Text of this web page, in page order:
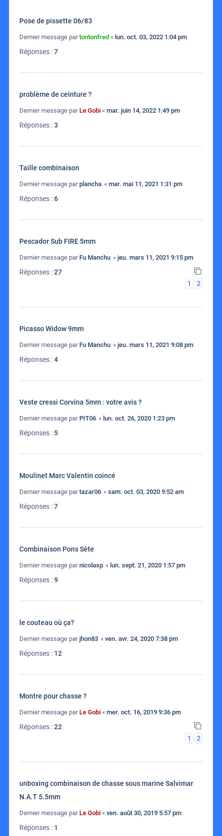
Pose de pissette 06/83
Dernier message partontonfred « lun. oct. 03, 2022 1:04 pm
Réponses :7
problème de ceinture ?
Dernier message par Le Gobi « mar. juin 14, 2022 1:49 pm
Réponses :3
Taille combinaison
Dernier message parplancha « mar. mai 11, 2021 1:31 pm
Réponses :6
Pescador Sub FIRE 5mm
Dernier message par Fu Manchu « jeu. mars 11, 2021 9:15 pm
Réponses :27
1
2
Picasso Widow 9mm
Dernier message par Fu Manchu « jeu. mars 11, 2021 9:08 pm
Réponses :4
Veste cressi Corvina 5mm : votre avis ?
Dernier message par PIT06 « lun. oct. 26, 2020 1:23 pm
Réponses :5
Moulinet Marc Valentin coincé
Dernier message partazar06 « sam. oct. 03, 2020 9:52 am
Réponses :7
Combinaison Pons Sète
Dernier message parnicolasp « lun. sept. 21, 2020 1:57 pm
Réponses :9
le couteau où ça?
Dernier message parjhon83 « ven. avr. 24, 2020 7:38 pm
Réponses : 12
Montre pour chasse ?
Dernier message par Le Gobi « mer. oct. 16, 2019 9:36 pm
Réponses :22
1
2
unboxing combinaison de chasse sous marine Salvimar
N.A.T 5.5mm
Dernier message par Le Gobi « ven. août 30, 2019 5:57 pm
Réponses : 1